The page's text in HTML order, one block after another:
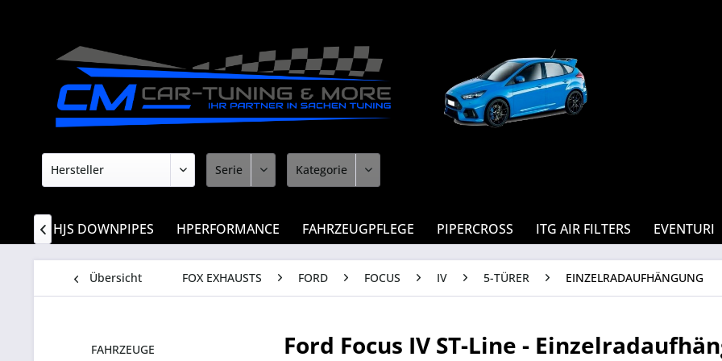
HJS DOWNPIPES HPERFORMANCE FAHRZEUGPFLEGE PIPERCROSS ITG AIR FILTERS EVENTURI

Übersicht FOX EXHAUSTS FORD FOCUS IV 5-TÜRER EINZELRADAUFHÄNGUNG
FAHRZEUGE Ford Focus IV ST-Line -